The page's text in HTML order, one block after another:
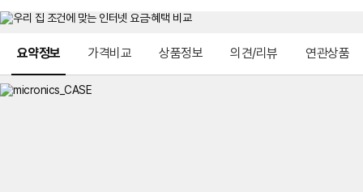
요약정보 가격비교 상품정보 의견/리뷰 연관상품